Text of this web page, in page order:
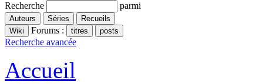
Recherche parmi
Forums :
Recherche avancée
Accueil